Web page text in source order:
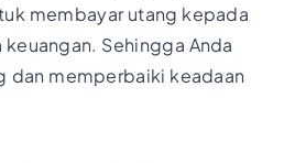
membayar utang kepada
Sehingga Anda
dan memperbaiki keadaan